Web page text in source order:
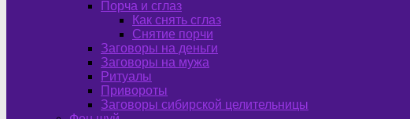
Порча и сглаз
Как снять сглаз
Снятие порчи
Заговоры на деньги
Заговоры на мужа
Ритуалы
Привороты
Заговоры сибирской целительницы